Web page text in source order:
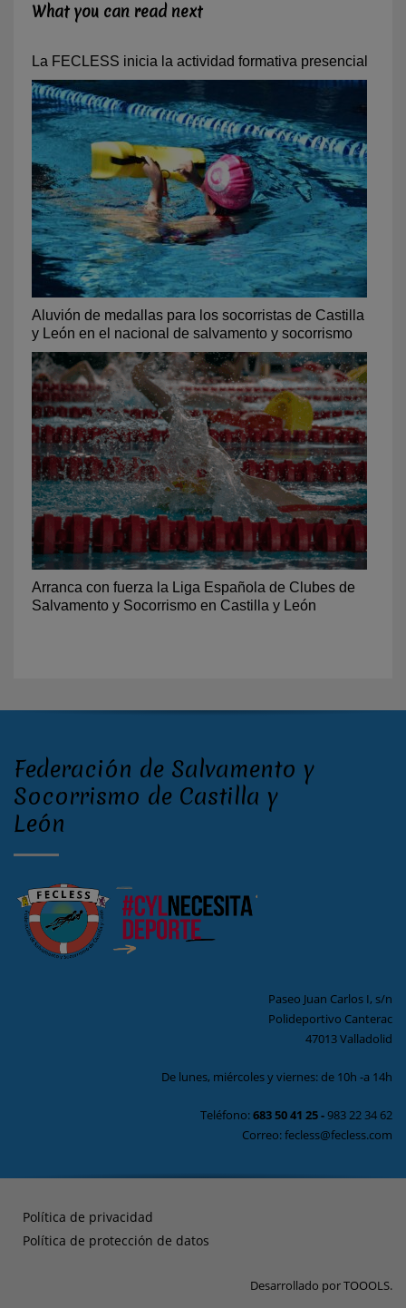
What you can read next
La FECLESS inicia la actividad formativa presencial
Aluvión de medallas para los socorristas de Castilla
y León en el nacional de salvamento y socorrismo
Arranca con fuerza la Liga Española de Clubes de
Salvamento y Socorrismo en Castilla y León
Federación de Salvamento y
Socorrismo de Castilla y
León
Paseo Juan Carlos I, s/n
Polideportivo Canterac
47013 Valladolid
De lunes, miércoles y viernes: de 10h -a 14h
Teléfono:683 50 41 25-983 22 34 62
Correo: fecless@fecless.com
Política de privacidad
Política de protección de datos
Desarrollado porTOOOLS.